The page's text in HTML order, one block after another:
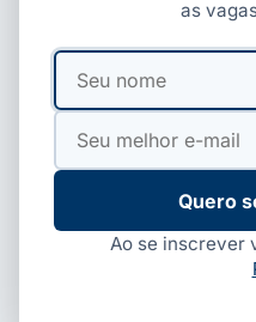
Passos
PorRedação
as
Seu
nome
Seu
mail
Quero
Ao se inscrever